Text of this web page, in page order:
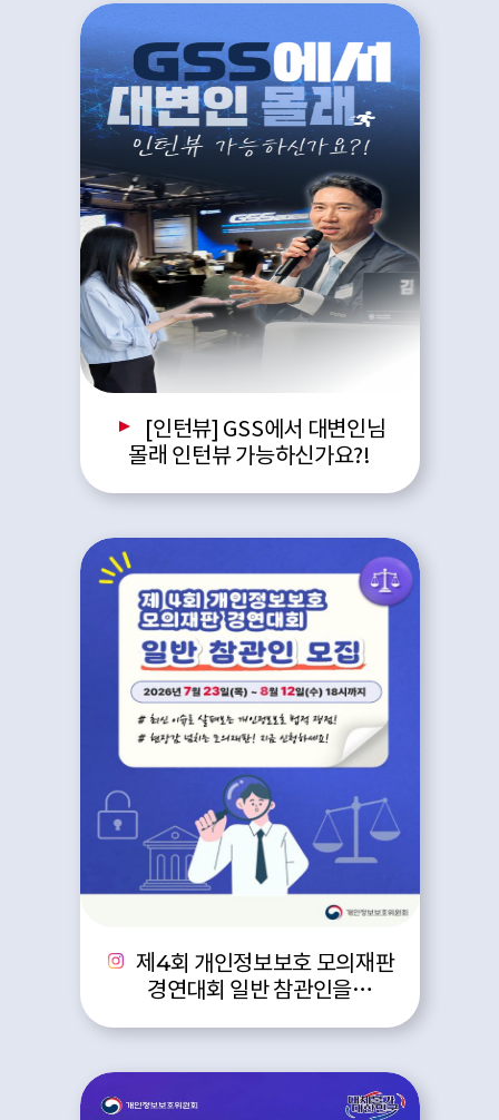
북
로
그
터
)
몰래 인턴뷰 가능하신가요?!
제4회 개인정보보호 모의재판
경연대회 일반 참관인을